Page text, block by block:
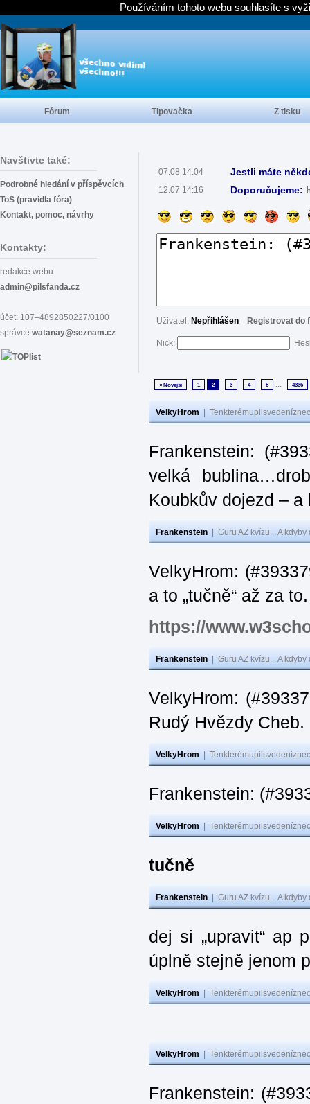
Navštivte také:
Podrobné hledání v příspěvcích
ToS (pravidla fóra)
Kontakt, pomoc, návrhy
Kontakty:
redakce webu:
admin@pilsfanda.cz
účet: 107–4892850227/0100
správce:watanay@seznam.cz
07.08 14:04 Jestli máte
12.07 14:16 Doporučujeme:
Uživatel: Nepřihlášen Registrovat do
Nick:
« Novější 1 2 3 4 5 ... 4336
VelkyHrom
Frankenstein:
velká
Koubkův dojezd –
Frankenstein Guru AZ kvízu... A
VelkyHrom:
a to „tučně“ až za
https://
Frankenstein Guru AZ kvízu... A
VelkyHrom:
Rudý Hvězdy Cheb.
VelkyHrom
Frankenstein:
VelkyHrom
tučně
Frankenstein Guru AZ kvízu... A
dej si „upravit“ ap
úplně stejně jenom
VelkyHrom
VelkyHrom
Frankenstein:
Fórum Tipovačka Z tisku
Používáním tohoto webu souhlasíte s